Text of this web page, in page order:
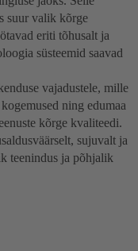
suur valik kõrge
eriti tõhusalt ja
süsteemid saavad
vajadustele, mille
ning edumaa
kõrge kvaliteedi.
sujuvalt ja
teenindus ja põhjalik